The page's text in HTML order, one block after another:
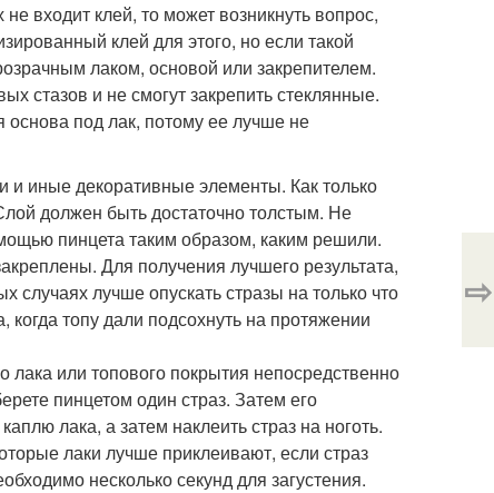
входит клей, то может возникнуть вопрос,
клей для этого, но если такой
лаком, основой или закрепителем.
стазов и не смогут закрепить стеклянные.
под лак, потому ее лучше не
и иные декоративные элементы. Как только
должен быть достаточно толстым. Не
пинцета таким образом, каким решили.
Для получения лучшего результата,
случаях лучше опускать стразы на только что
когда топу дали подсохнуть на протяжении
лака или топового покрытия непосредственно
пинцетом один страз. Затем его
лака, а затем наклеить страз на ноготь.
лаки лучше приклеивают, если страз
несколько секунд для загустения.
⇨